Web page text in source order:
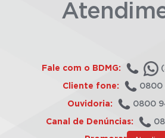
Fale com o BDMG:
Cliente fone: 0800
Ouvidoria: 0800
Canal de Denúncias: